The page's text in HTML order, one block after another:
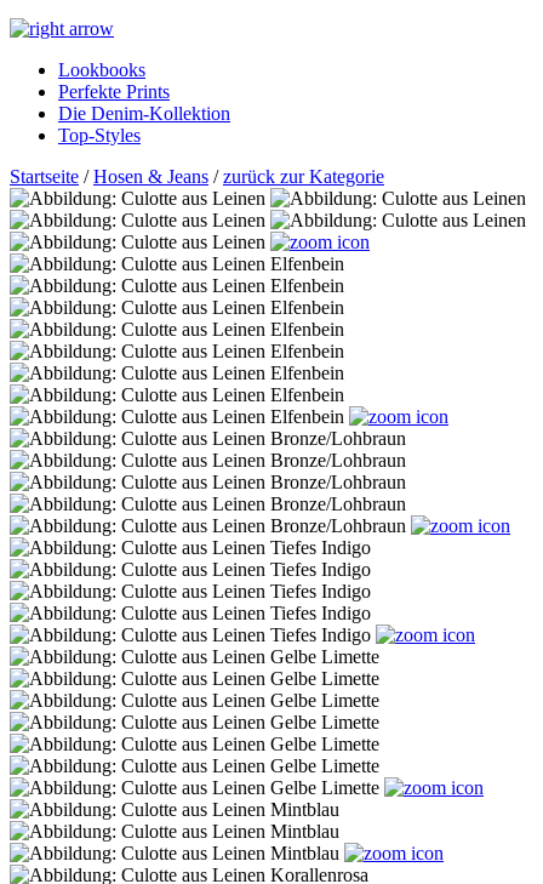
Lookbooks
Perfekte Prints
Die Denim-Kollektion
Top-Styles
Startseite /Hosen & Jeans /zurück zur Kategorie